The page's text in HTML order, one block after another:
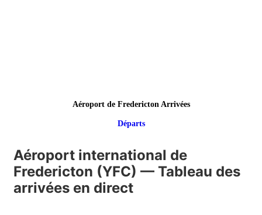
Aéroport de Fredericton Arrivées
Départs